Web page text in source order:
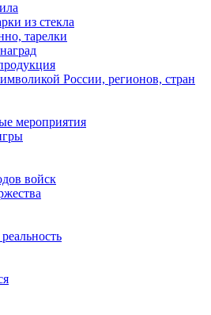
из стекла
тарелки
России, регионов, стран
мероприятия
войск